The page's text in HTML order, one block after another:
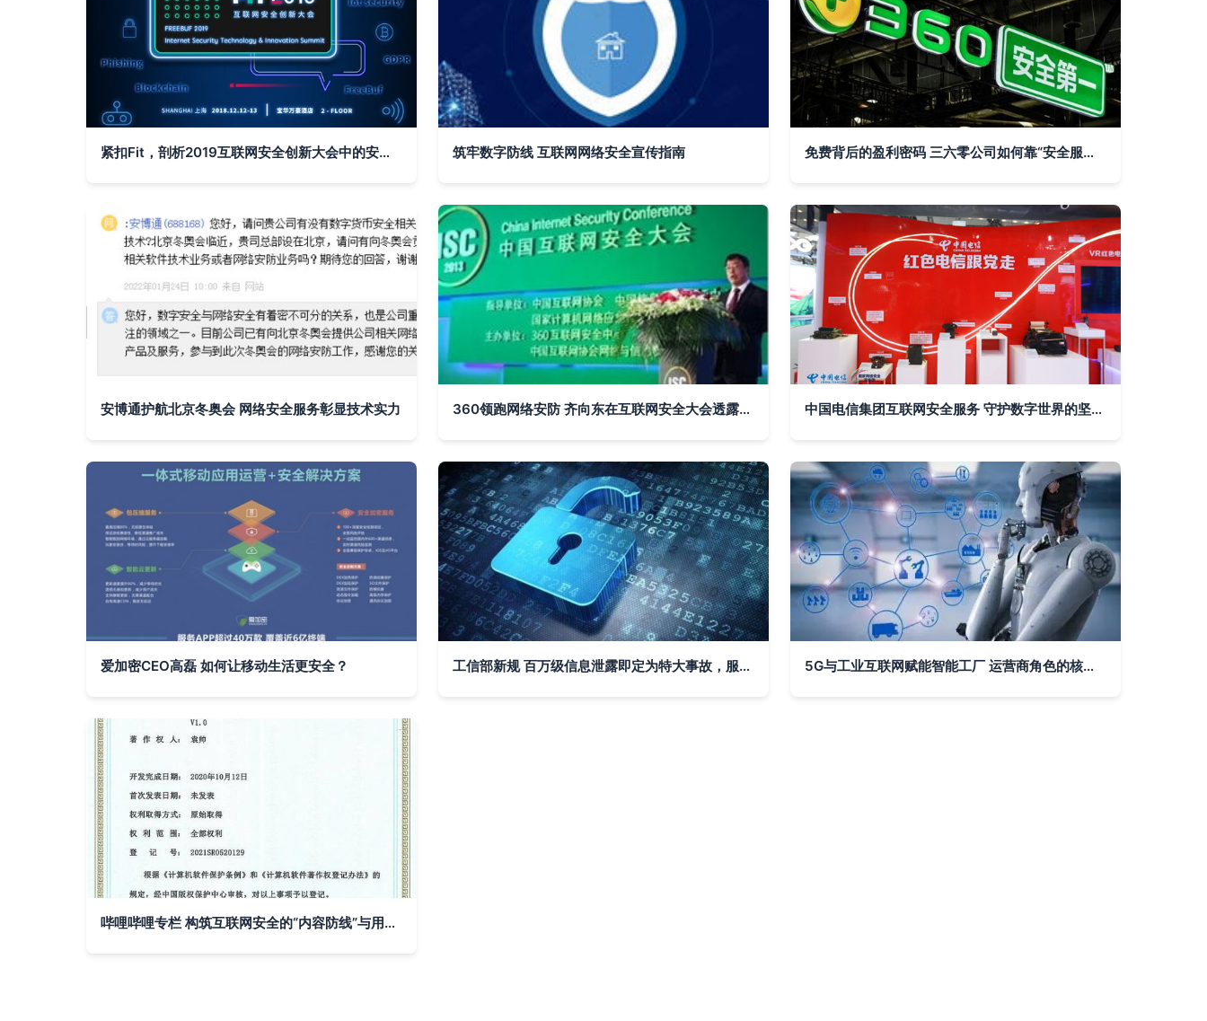
紧扣Fit，剖析2019互联网安全创新大会中的安全服务变革 筑牢数字防线 互联网网络安全宣传指南 免费背后的盈利密码 三六零公司如何靠“安全服务”赚钱
安博通护航北京冬奥会 网络安全服务彰显技术实力 360领跑网络安防 齐向东在互联网安全大会透露中国最大安全厂商新布局 中国电信集团互联网安全服务 守护数字世界的坚实屏障
爱加密CEO高磊 如何让移动生活更安全？ 工信部新规 百万级信息泄露即定为特大事故，服务机遇与挑战并存 5G与工业互联网赋能智能工厂 运营商角色的核心价值与安全服务创新
哔哩哔哩专栏 构筑互联网安全的“内容防线”与用户服务新生态